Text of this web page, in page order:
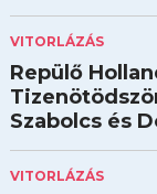
VITORLÁZÁS
Repülő
Szabolcs és
VITORLÁZÁS